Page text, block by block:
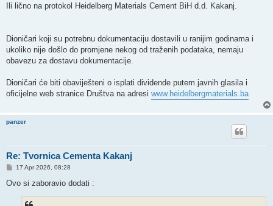
Ili lično na protokol Heidelberg Materials Cement BiH d.d. Kakanj.
Dioničari koji su potrebnu dokumentaciju dostavili u ranijim godinama i
ukoliko nije došlo do promjene nekog od traženih podataka, nemaju
obavezu za dostavu dokumentacije.
Dioničari će biti obaviješteni o isplati dividende putem javnih glasila i
oficijelne web stranice Društva na adresi www.heidelbergmaterials.ba
panzer
Re: Tvornica Cementa Kakanj
P
s
17 Apr 2026, 08:28
Ovo si zaboravio dodati :